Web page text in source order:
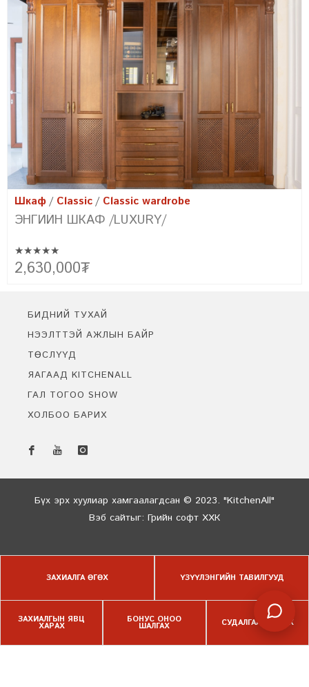
Шкаф Classic Classic wardrobe
ЭНГИЙН ШКАФ /FARMHOUSE/
Эртний сонгодог болон орчин үеийн хэв маягийн хамтад нь
цогцлоосон бидний төгс бүтээл FARMHOUSE-г танилцуулж
бүтээх болсноор үүссэн юм.
2,150,000₮
★★★★★
БИДНИЙ ТУХАЙ
НЭЭЛТТЭЙ АЖЛЫН БАЙР
ТӨСЛҮҮД
ЯАГААД KITCHENALL
ГАЛ ТОГОО SHOW
ХОЛБОО БАРИХ
ЗАХИАЛГА ӨГӨХ ҮЗҮҮЛЭНГИЙН ТАВИЛГУУД
ЗАХИАЛГЫН ЯВЦ
ХАРАХ
БОНУС ОНОО
ШАЛГАХ СУДАЛГАА БӨГЛӨХ
Бүх эрх хуулиар хамгаалагдсан © 2023. "KitchenAll"
Вэб сайтыг: Грийн софт ХХК